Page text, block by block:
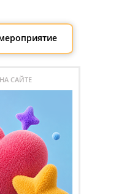
САЙТЕ